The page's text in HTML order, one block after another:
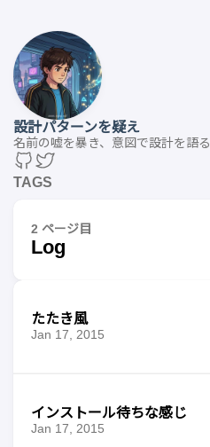
設計パターンを疑え
名前の嘘を暴き、意図で設計を語る
TAGS
2 ページ目
Log
たたき風
Jan 17, 2015
インストール待ちな感じ
Jan 17, 2015